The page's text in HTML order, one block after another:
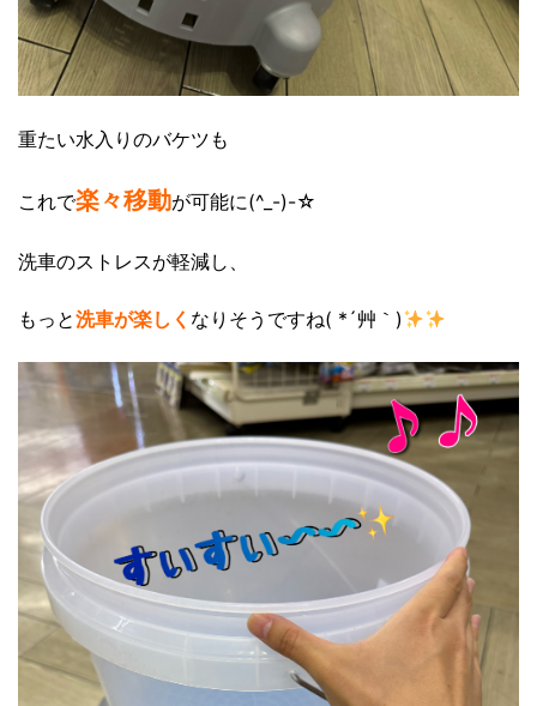
重たい水入りのバケツも
これで楽々移動が可能に(^_-)-☆
洗車のストレスが軽減し、
もっと洗車が楽しく なりそうですね( *´艸｀)